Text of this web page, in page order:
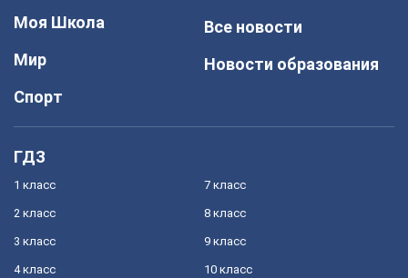
Моя Школа
Мир
Спорт
Все новости
Новости образования
ГДЗ
1 класс
2 класс
3 класс
4 класс
7 класс
8 класс
9 класс
10 класс